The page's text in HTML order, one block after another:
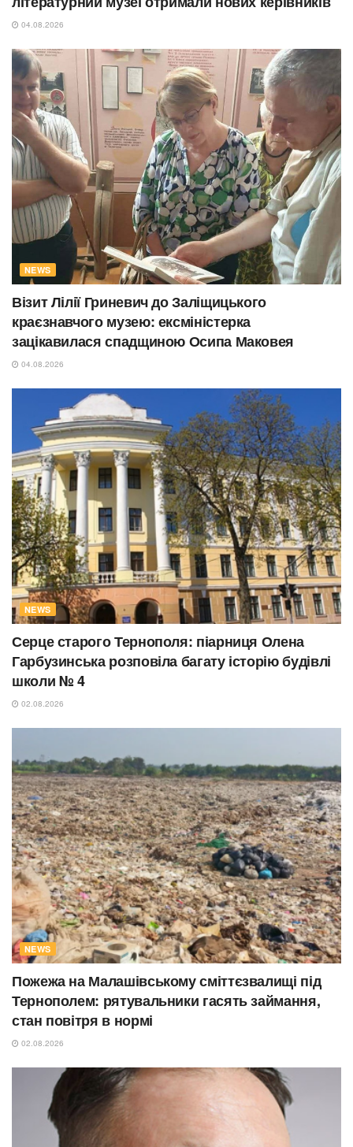
04.08.2026
NEWS
Візит Лілії Гриневич до Заліщицького
краєзнавчого музею: ексміністерка
зацікавилася спадщиною Осипа Маковея
04.08.2026
NEWS
Серце старого Тернополя: піарниця Олена
Гарбузинська розповіла багату історію будівлі
школи № 4
02.08.2026
NEWS
Пожежа на Малашівському сміттєзвалищі під
Тернополем: рятувальники гасять займання,
стан повітря в нормі
02.08.2026